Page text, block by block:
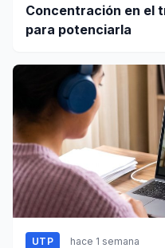
Concentración en el
para potenciarla
UTP hace 1 semana